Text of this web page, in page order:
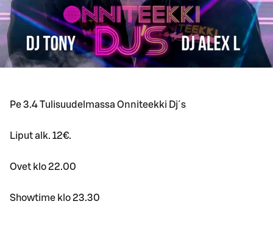
Pe 3.4 Tulisuudelmassa Onniteekki Dj´s
Liput alk. 12€.
Ovet klo 22.00
Showtime klo 23.30